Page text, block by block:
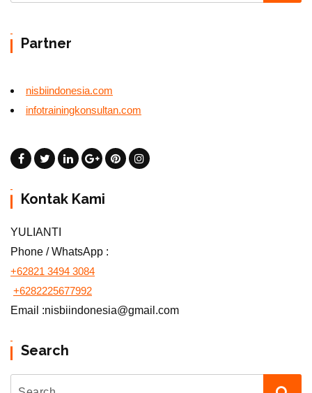
Partner
nisbiindonesia.com
infotrainingkonsultan.com
Kontak Kami
YULIANTI
Phone / WhatsApp :
+62821 3494 3084
+6282225677992
Email :nisbiindonesia@gmail.com
Search